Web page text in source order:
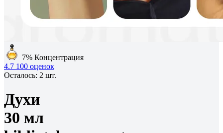
7% Концентрация
4.7 100 оценок
Осталось: 2 шт.
Духи
30 мл